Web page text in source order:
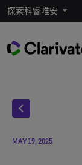
探索科睿唯安
chevron_left
MAY 19, 2025